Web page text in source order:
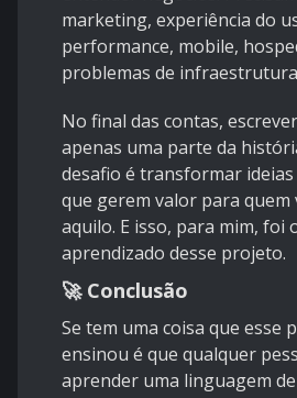
marketing, experiência do
performance, mobile,
problemas de
No final das contas,
apenas uma parte da
desafio é transformar ideias
que gerem valor para
aquilo. E isso, para mim, foi
aprendizado desse projeto.
🚀 Conclusão
Se tem uma coisa que esse
ensinou é que qualquer
aprender uma linguagem